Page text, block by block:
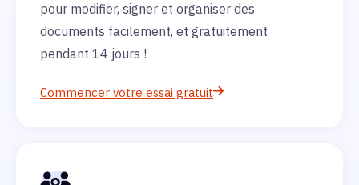
pour modifier, signer et organiser des
documents facilement, et gratuitement
pendant 14 jours !
Commencer votre essai gratuit